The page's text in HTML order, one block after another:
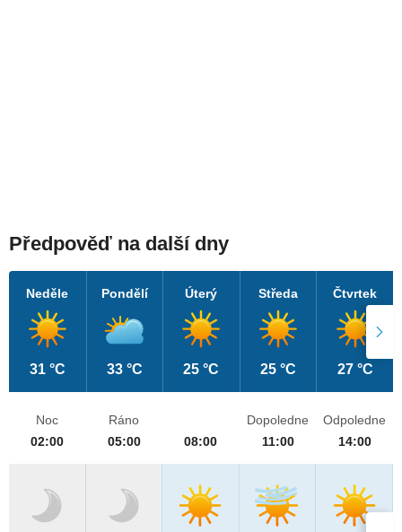
Předpověď na další dny
Neděle
31 °C
Pondělí
33 °C
Úterý
25 °C
Středa
25 °C
Čtvrtek
27 °C
Noc
02:00
Ráno
05:00
08:00
Dopoledne
11:00
Odpoledne
14:00